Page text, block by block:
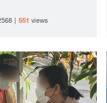
551 views